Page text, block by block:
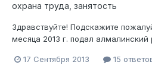
охрана труда, занятость
Здравствуйте! Подскажите
месяца 2013 г. подал
расторжении трудового договора.
17 Сентября 2013 15